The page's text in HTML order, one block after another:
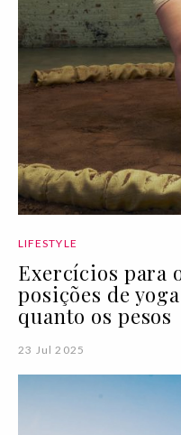
LIFESTYLE
Exercícios para
posições de
quanto os pesos
23 Jul 2025